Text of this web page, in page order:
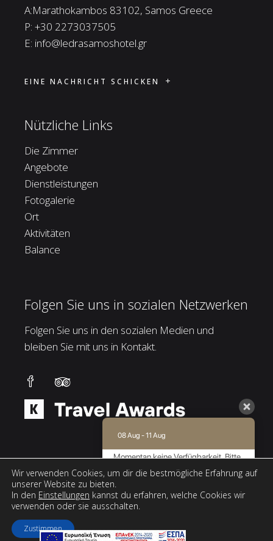
A:Marathokambos 83102, Samos Greece
P: +30 2273037505
E: info@ledrasamoshotel.gr
EINE NACHRICHT SCHICKEN
Nützliche Links
Die Zimmer
Angebote
Dienstleistungen
Fotogalerie
Ort
Aktivitäten
Balance
Folgen Sie uns in sozialen Netzwerken
Folgen Sie uns in den sozialen Medien und
bleiben Sie mit uns in Kontakt.
Web design & SEO byAboutHotelier.com
Wir verwenden Cookies, um dir die bestmögliche Erfahrung auf
unserer Website zu bieten.
In den Einstellungen kannst du erfahren, welche Cookies wir
verwenden oder sie ausschalten.
Zustimmen
08 Aug - 11 Aug
Momentan keine Verfügbarkeit. Bitte
Informationen.
9.0 / 10 (171 Bewertungen)